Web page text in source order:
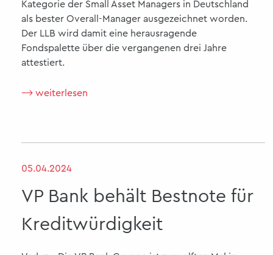
Kategorie der Small Asset Managers in Deutschland
als bester Overall-Manager ausgezeichnet worden.
Der LLB wird damit eine herausragende
Fondspalette über die vergangenen drei Jahre
attestiert.
⟶ weiterlesen
05.04.2024
VP Bank behält Bestnote für
Kreditwürdigkeit